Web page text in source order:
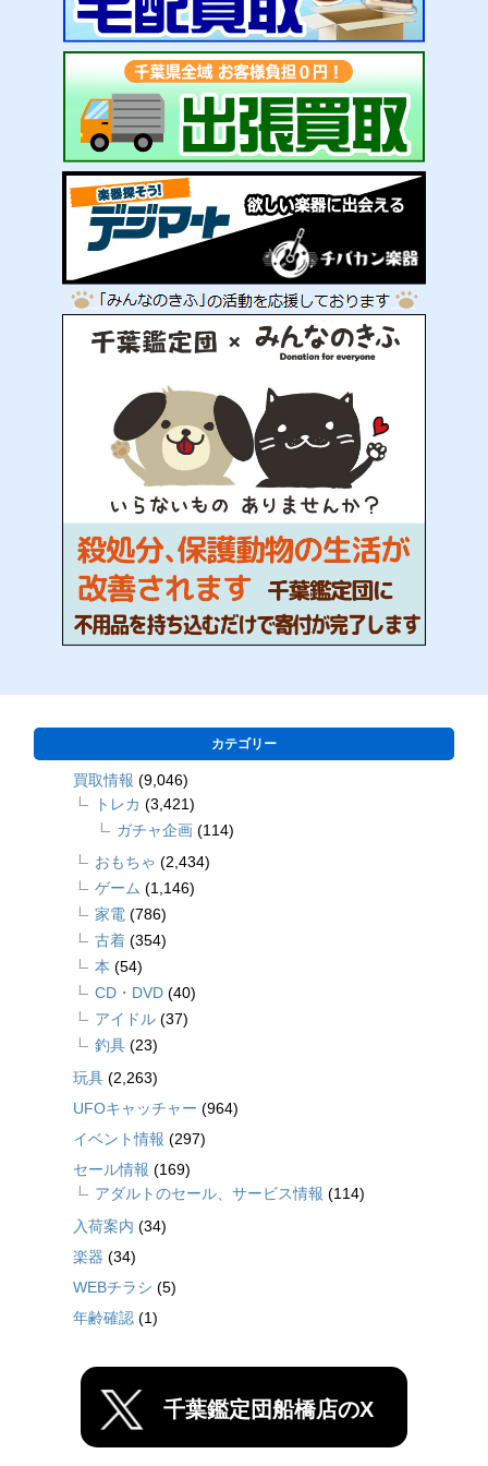
カテゴリー
買取情報 (9,046)
トレカ (3,421)
ガチャ企画 (114)
おもちゃ (2,434)
ゲーム (1,146)
家電 (786)
古着 (354)
本 (54)
CD・DVD (40)
アイドル (37)
釣具 (23)
玩具 (2,263)
UFOキャッチャー (964)
イベント情報 (297)
セール情報 (169)
アダルトのセール、サービス情報 (114)
入荷案内 (34)
楽器 (34)
WEBチラシ (5)
年齢確認 (1)
千葉鑑定団船橋店のX